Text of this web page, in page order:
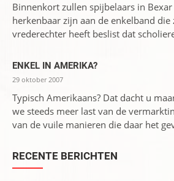
Binnenkort zullen spijbelaars in Bexar
herkenbaar zijn aan de enkelband die
vrederechter heeft beslist dat
ENKEL IN AMERIKA?
29 oktober 2007
Typisch Amerikaans? Dat dacht u
we steeds meer last van de
van de vuile manieren die daar het
RECENTE BERICHTEN